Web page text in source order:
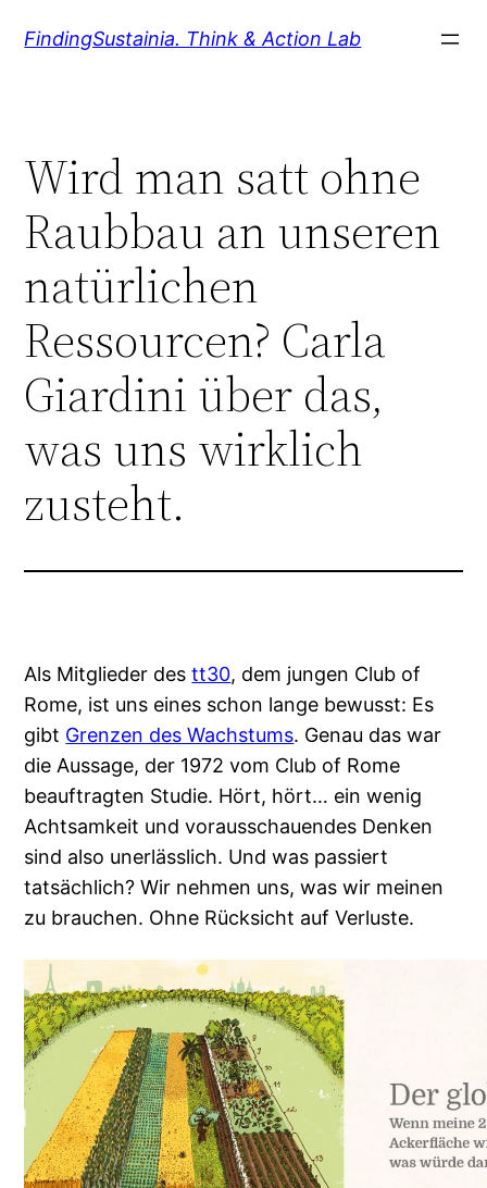
InhaltFindingSustainia. Think & Action Lab
Wird man satt ohne
Raubbau an unseren
natürlichen
Ressourcen? Carla
Giardini über das,
was uns wirklich
zusteht.
Als Mitglieder destt30, dem jungen Club of
Rome, ist uns eines schon lange bewusst: Es
gibt Grenzen des Wachstums. Genau das war
die Aussage, der 1972 vom Club of Rome
beauftragten Studie. Hört, hört… ein wenig
Achtsamkeit und vorausschauendes Denken
sind also unerlässlich. Und was passiert
tatsächlich? Wir nehmen uns, was wir meinen
zu brauchen. Ohne Rücksicht auf Verluste.